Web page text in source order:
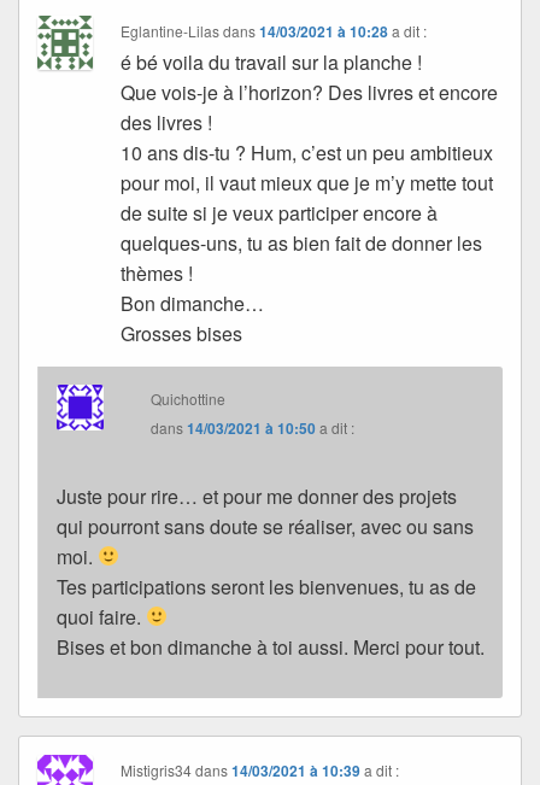
Eglantine-Lilasdans14/03/2021 à 10:28 a dit :
é bé voila du travail sur la planche !
Que vois-je à l’horizon? Des livres et encore
des livres !
10 ans dis-tu ? Hum, c’est un peu ambitieux
pour moi, il vaut mieux que je m’y mette tout
de suite si je veux participer encore à
quelques-uns, tu as bien fait de donner les
thèmes !
Bon dimanche…
Grosses bises
Quichottine
dans14/03/2021 à 10:50a dit :
Juste pour rire… et pour me donner des projets
qui pourront sans doute se réaliser, avec ou sans
moi.
Tes participations seront les bienvenues, tu as de
quoi faire.
Bises et bon dimanche à toi aussi. Merci pour tout.
Mistigris34dans14/03/2021 à 10:39 a dit :